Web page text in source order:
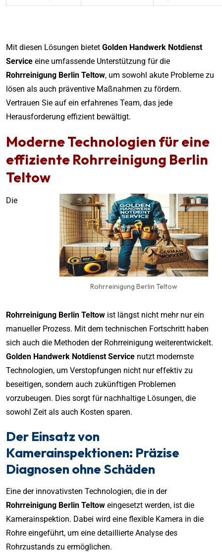
Mit diesen Lösungen bietet Golden Handwerk Notdienst
Service eine umfassende Unterstützung für die
Rohrreinigung Berlin Teltow, um sowohl akute Probleme zu
lösen als auch präventive Maßnahmen zu fördern.
Vertrauen Sie auf ein erfahrenes Team, das jede
Herausforderung effizient bewältigt.
Moderne Technologien für eine
effiziente Rohrreinigung Berlin
Teltow
Rohrreinigung Berlin Teltow
Die
Rohrreinigung Berlin Teltow ist längst nicht mehr nur ein
manueller Prozess. Mit dem technischen Fortschritt haben
sich auch die Methoden der Rohrreinigung weiterentwickelt.
Golden Handwerk Notdienst Service nutzt modernste
Technologien, um Verstopfungen nicht nur effektiv zu
beseitigen, sondern auch zukünftigen Problemen
vorzubeugen. Dies sorgt für nachhaltige Lösungen, die
sowohl Zeit als auch Kosten sparen.
Der Einsatz von
Kamerainspektionen: Präzise
Diagnosen ohne Schäden
Eine der innovativsten Technologien, die in der
Rohrreinigung Berlin Teltow eingesetzt werden, ist die
Kamerainspektion. Dabei wird eine flexible Kamera in die
Rohre eingeführt, um eine detaillierte Analyse des
Rohrzustands zu ermöglichen.